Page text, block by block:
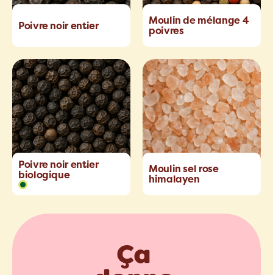
Poivre noir entier
Moulin de mélange 4
poivres
Poivre noir entier
biologique
Moulin sel rose
himalayen